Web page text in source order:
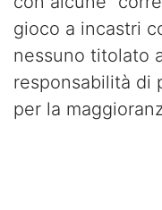
gioco a incastri
nessuno titolato
responsabilità di
per la